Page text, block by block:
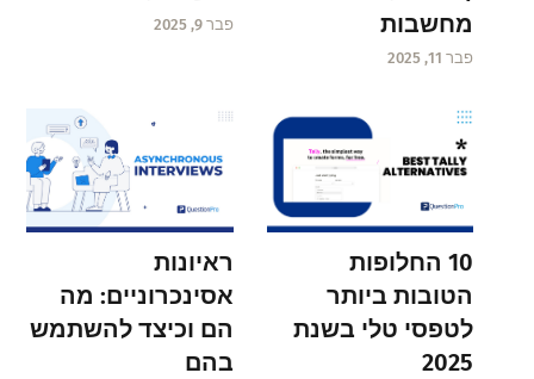
מחשבות
פבר 11, 2025
פבר 9, 2025
10 החלופות
הטובות ביותר
לטפסי טלי בשנת
2025
ראיונות
אסינכרוניים: מה
הם וכיצד להשתמש
בהם